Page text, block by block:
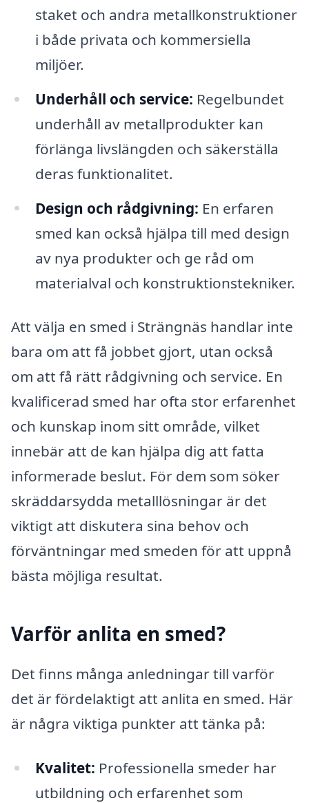
staket och andra metallkonstruktioner
i både privata och kommersiella
miljöer.
Underhåll och service: Regelbundet
underhåll av metallprodukter kan
förlänga livslängden och säkerställa
deras funktionalitet.
Design och rådgivning: En erfaren
smed kan också hjälpa till med design
av nya produkter och ge råd om
materialval och konstruktionstekniker.
Att välja en smed i Strängnäs handlar inte
bara om att få jobbet gjort, utan också
om att få rätt rådgivning och service. En
kvalificerad smed har ofta stor erfarenhet
och kunskap inom sitt område, vilket
innebär att de kan hjälpa dig att fatta
informerade beslut. För dem som söker
skräddarsydda metalllösningar är det
viktigt att diskutera sina behov och
förväntningar med smeden för att uppnå
bästa möjliga resultat.
Varför anlita en smed?
Det finns många anledningar till varför
det är fördelaktigt att anlita en smed. Här
är några viktiga punkter att tänka på:
Kvalitet: Professionella smeder har
utbildning och erfarenhet som